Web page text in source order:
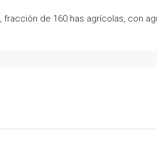
fracción de 160 has agrícolas, con